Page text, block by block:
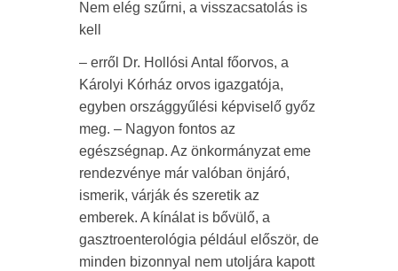
Nem elég szűrni, a visszacsatolás is
kell
– erről Dr. Hollósi Antal főorvos, a
Károlyi Kórház orvos igazgatója,
egyben országgyűlési képviselő győz
meg. – Nagyon fontos az
egészségnap. Az önkormányzat eme
rendezvénye már valóban önjáró,
ismerik, várják és szeretik az
emberek. A kínálat is bővülő, a
gasztroenterológia például először, de
minden bizonnyal nem utoljára kapott